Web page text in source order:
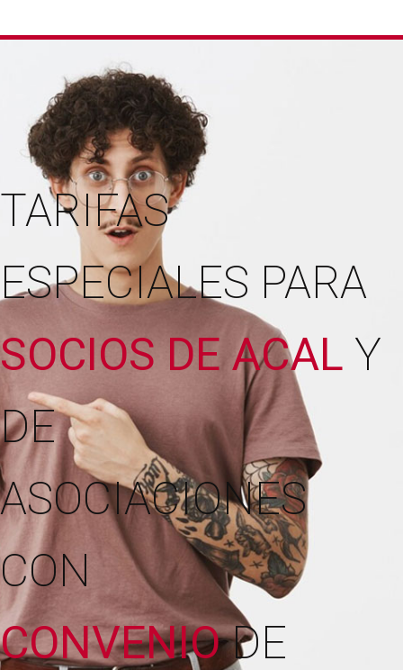
TARIFAS
ESPECIALES PARA
SOCIOS DE ACAL Y
DE
ASOCIACIONES
CON
CONVENIODE